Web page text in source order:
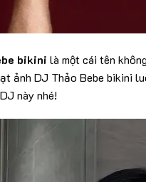
bikini là một cái tên
ảnh DJ Thảo Bebe bikini
này nhé!